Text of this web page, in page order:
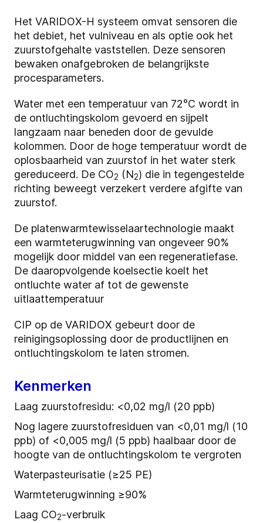
Het VARIDOX-H systeem omvat sensoren die
het debiet, het vulniveau en als optie ook het
zuurstofgehalte vaststellen. Deze sensoren
bewaken onafgebroken de belangrijkste
procesparameters.
Water met een temperatuur van 72°C wordt in
de ontluchtingskolom gevoerd en sijpelt
langzaam naar beneden door de gevulde
kolommen. Door de hoge temperatuur wordt de
oplosbaarheid van zuurstof in het water sterk
gereduceerd. De CO2 (N2) die in tegengestelde
richting beweegt verzekert verdere afgifte van
zuurstof.
De platenwarmtewisselaartechnologie maakt
een warmteterugwinning van ongeveer 90%
mogelijk door middel van een regeneratiefase.
De daaropvolgende koelsectie koelt het
ontluchte water af tot de gewenste
uitlaattemperatuur
CIP op de VARIDOX gebeurt door de
reinigingsoplossing door de productlijnen en
ontluchtingskolom te laten stromen.
Kenmerken
Laag zuurstofresidu: <0,02 mg/l (20 ppb)
Nog lagere zuurstofresiduen van <0,01 mg/l (10
ppb) of <0,005 mg/l (5 ppb) haalbaar door de
hoogte van de ontluchtingskolom te vergroten
Waterpasteurisatie (≥25 PE)
Warmteterugwinning ≥90%
Laag CO2-verbruik